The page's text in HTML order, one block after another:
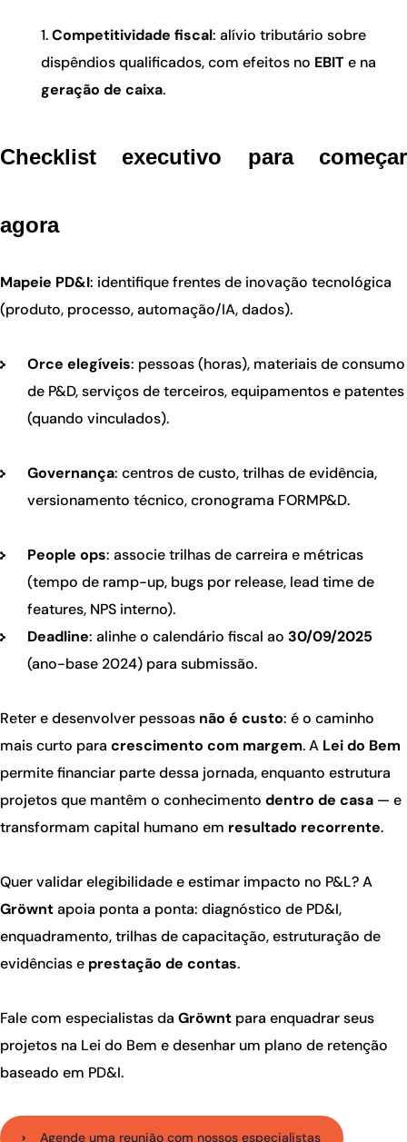
Competitividade fiscal: alívio tributário sobre
dispêndios qualificados, com efeitos no EBITe na
geração de caixa.
Checklist executivo para começar
agora
Mapeie PD&I: identifique frentes de inovação tecnológica
(produto, processo, automação/IA, dados).
Orce elegíveis: pessoas (horas), materiais de consumo
de P&D, serviços de terceiros, equipamentos e patentes
(quando vinculados).
Governança: centros de custo, trilhas de evidência,
versionamento técnico, cronograma FORMP&D.
People ops: associe trilhas de carreira e métricas
(tempo de ramp-up, bugs por release, lead time de
features, NPS interno).
Deadline: alinhe o calendário fiscal ao 30/09/2025
(ano-base 2024) para submissão.
Reter e desenvolver pessoas não é custo: é o caminho
mais curto para crescimento com margem. A Lei do Bem
permite financiar parte dessa jornada, enquanto estrutura
projetos que mantêm o conhecimento dentro de casa — e
transformam capital humano em resultado recorrente.
Quer validar elegibilidade e estimar impacto no P&L? A
Gröwntapoia ponta a ponta: diagnóstico de PD&I,
enquadramento, trilhas de capacitação, estruturação de
evidências e prestação de contas.
Fale com especialistas da Gröwnt para enquadrar seus
projetos na Lei do Bem e desenhar um plano de retenção
baseado em PD&I.
Agende uma reunião com nossos especialistas